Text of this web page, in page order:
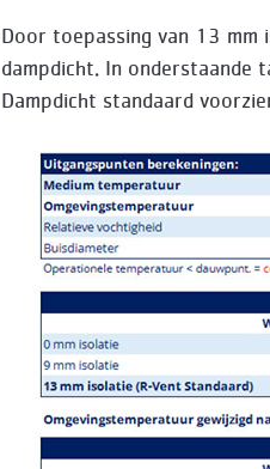
Door toepassing van 13 mm
dampdicht. In onderstaande
Dampdicht standaard